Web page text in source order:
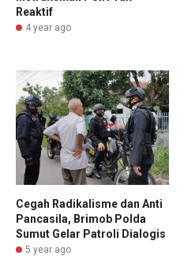
Reaktif
4 year ago
Cegah Radikalisme dan Anti
Pancasila, Brimob Polda
Sumut Gelar Patroli Dialogis
5 year ago